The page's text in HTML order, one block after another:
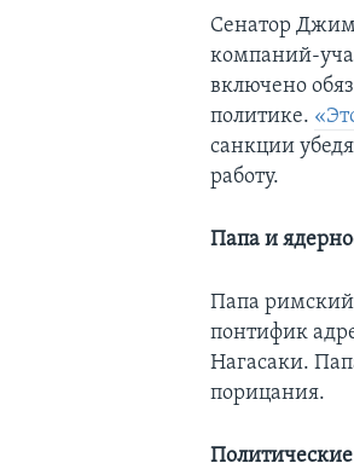
Сенатор
компаний-
включено
политике.
санкции
работу.
Папа и
Папа
понтифик
Нагасаки.
порицания.